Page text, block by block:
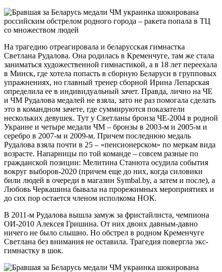
На трагедию отреагировала и беларусская гимнастка
Светлана Рудалова. Она родилась в Кременчуге, там же стала
заниматься художественной гимнастикой, а в 18 лет переехала
в Минск, где хотела попасть в сборную Беларуси в групповых
упражнениях, но главный тренер сборной Ирина Лепарская
определила ее в индивидуальный зачет. Правда, лично на ЧЕ
и ЧМ Рудалова медалей не взяла, зато не раз помогала сделать
это в командном зачете, где суммируются показатели
нескольких девушек. Тут у Светланы бронза ЧЕ-2004 в родной
Украине и четыре медали ЧМ – бронзы в 2003-м и 2005-м и
серебро в 2007-м и 2009-м. Причем последнюю медаль
Рудалова взяла почти в 25 – «пенсионерском» по меркам вида
возрасте. Напарницы по той команде – совсем разные по
гражданской позиции: Мелитина Станюта осудила события
вокруг выборов-2020 (причем еще до них, когда силовики
били людей в очереди в магазин Symbal.by, а затем и после), а
Любовь Черкашина бывала на прорежимных мероприятиях и
до сих пор остается членом исполкома НОК.
В 2011-м Рудалова вышла замуж за фристайлиста, чемпиона
ОИ-2010 Алексея Гришина. От них двоих давным-давно
ничего не было слышно. Но обстрел в родном Кременчуге
Светлана без внимания не оставила. Трагедия повергла экс-
гимнастку в шок.